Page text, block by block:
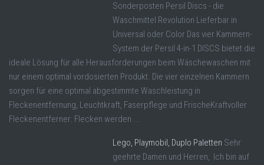
Sonderposten Persil Discs - die
Waschmittel Revolution Lieferbar in
Universal oder Color Das vier Kammern-
System der Persil 4-in-1 DISCS bietet die
ideale Lösung für alle Herausforderungen beim Wäschewaschen mit
nur einem optimal vordosierten Produkt. Die vier einzelnen Kammern
sorgen für eine optimal abgestimmte Waschleistung in
Fleckenentfernung, Leuchtkraft, Faserpflege und FrischeKraftvoller
Fleckenentferner: Flecken werden ...
Lego, Playmobil, Duplo Paletten Sehr
geehrte Damen und Herren, Ich bin auf